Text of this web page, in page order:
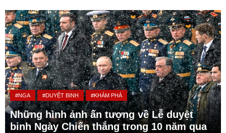
#NGA #DUYỆT BINH #KHÁM PHÁ
Những hình ảnh ấn tượng về Lễ duyệt
binh Ngày Chiến thắng trong 10 năm qua